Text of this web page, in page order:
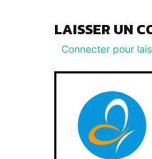
LAISSER UN
Connecter pour